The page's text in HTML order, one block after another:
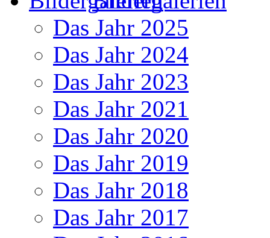
Das Jahr 2025
Das Jahr 2024
Das Jahr 2023
Das Jahr 2021
Das Jahr 2020
Das Jahr 2019
Das Jahr 2018
Das Jahr 2017